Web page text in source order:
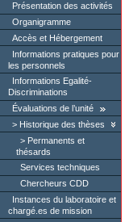
Présentation des activités
Organigramme
Accès et Hébergement
Informations pratiques pour
les personnels
Informations Egalité-
Discriminations
Évaluations de l’unité
Historique des thèses
Permanents et
thésards
Services techniques
Chercheurs CDD
Instances du laboratoire et
chargé.es de mission